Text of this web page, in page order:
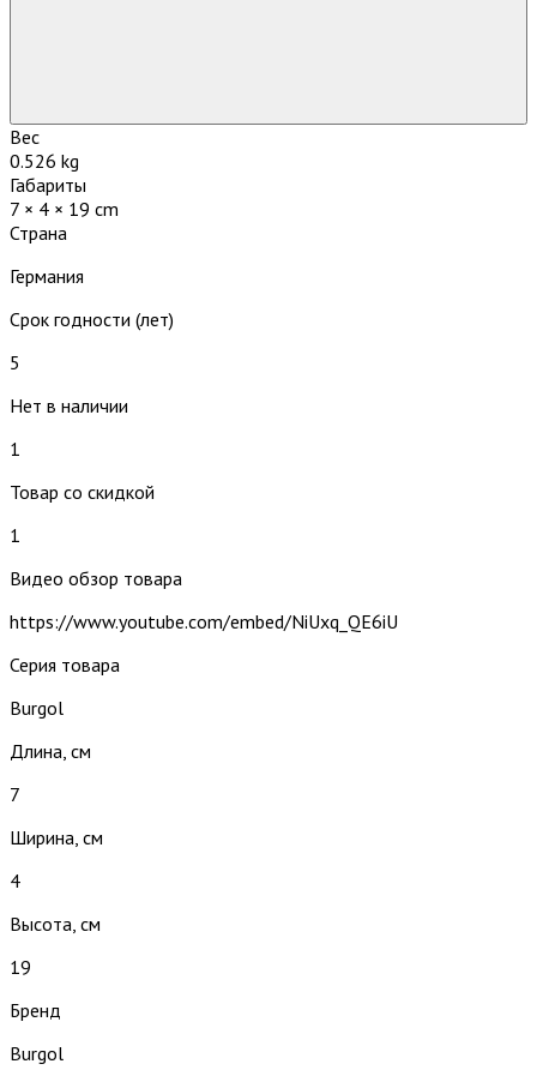
Вес
0.526 kg
Габариты
7 × 4 × 19 cm
Страна
Германия
Срок годности (лет)
5
Нет в наличии
1
Товар со скидкой
1
Видео обзор товара
https://www.youtube.com/embed/NiUxq_QE6iU
Серия товара
Burgol
Длина, см
7
Ширина, см
4
Высота, см
19
Бренд
Burgol